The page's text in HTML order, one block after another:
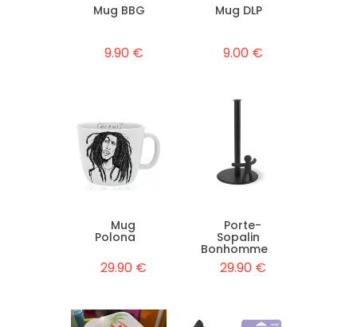
Mug BBG
9.90 €
Mug DLP
9.00 €
Mug
Polona
29.90 €
Porte-
Sopalin
Bonhomme
29.90 €